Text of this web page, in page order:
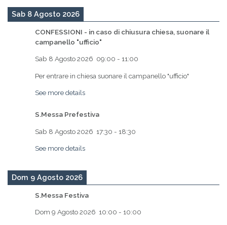
Sab 8 Agosto 2026
CONFESSIONI - in caso di chiusura chiesa, suonare il
campanello "ufficio"
Sab 8 Agosto 2026 09:00 - 11:00
Per entrare in chiesa suonare il campanello "ufficio"
See more details
S.Messa Prefestiva
Sab 8 Agosto 2026 17:30 - 18:30
See more details
Dom 9 Agosto 2026
S.Messa Festiva
Dom 9 Agosto 2026 10:00 - 10:00